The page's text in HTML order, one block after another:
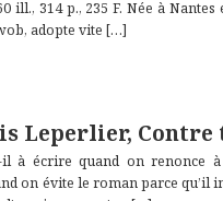
ill., 314 p., 235 F. Née à
adopte vite […]
Leperlier, Contre
il à écrire quand on renonce
on évite le roman parce qu’il